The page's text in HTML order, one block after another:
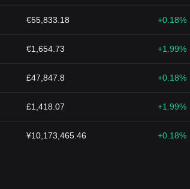
€55,833.18 +0.18%
€1,654.73 +1.99%
£47,847.8 +0.18%
£1,418.07 +1.99%
¥10,173,465.46 +0.18%